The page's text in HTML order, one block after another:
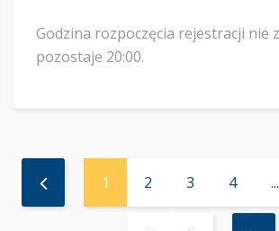
Godzina rozpoczęcia rejestracji nie
pozostaje 20:00.
1 2 3 4 ...